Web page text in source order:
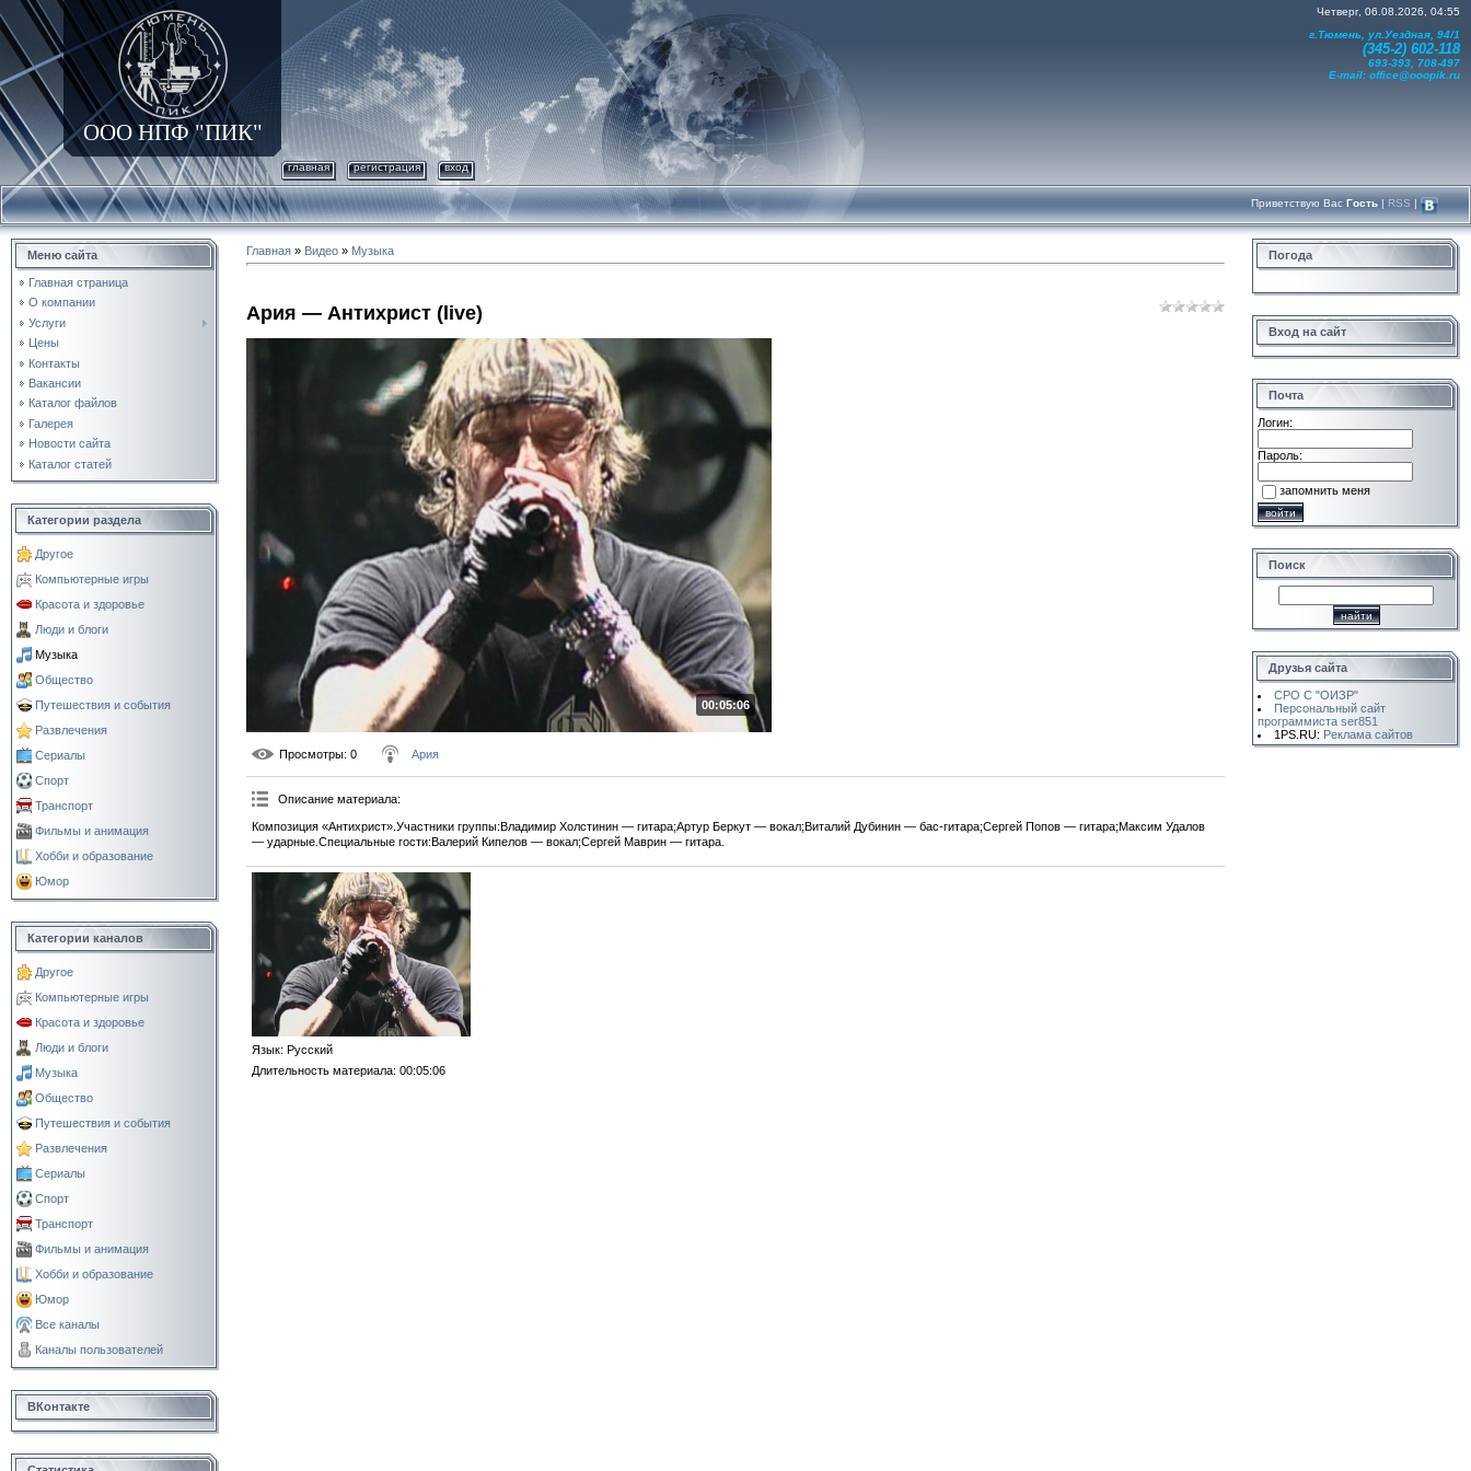
ООО НПФ "ПИК"
Четверг, 06.08.2026, 04:55
г.Тюмень, ул.Уездная, 94/1
(345-2) 602-118
693-393, 708-497
E-mail: office@ooopik.ru
главная регистрация вход
Приветствую Вас Гость | RSS |
Меню сайта
Главная страница
О компании
Услуги
Цены
Контакты
Вакансии
Каталог файлов
Галерея
Новости сайта
Каталог статей
Категории раздела
Другое
Компьютерные игры
Красота и здоровье
Люди и блоги
Музыка
Общество
Путешествия и события
Развлечения
Сериалы
Спорт
Транспорт
Фильмы и анимация
Хобби и образование
Юмор
Категории каналов
Другое
Компьютерные игры
Красота и здоровье
Люди и блоги
Музыка
Общество
Путешествия и события
Развлечения
Сериалы
Спорт
Транспорт
Фильмы и анимация
Хобби и образование
Юмор
Все каналы
Каналы пользователей
ВКонтакте
Главная » Видео » Музыка
Ария — Антихрист (live)
00:05:06
Просмотры: 0 Ария
Описание материала:
Композиция «Антихрист».Участники группы:Владимир Холстинин — гитара;Артур Беркут — вокал;Виталий Дубинин — бас-гитара;Сергей Попов — гитара;Максим Удалов
— ударные.Специальные гости:Валерий Кипелов — вокал;Сергей Маврин — гитара.
Язык: Русский
Длительность материала: 00:05:06
Погода
Вход на сайт
Почта
Логин:
Пароль:
запомнить меня
Поиск
Друзья сайта
СРО С "ОИЗР"
Персональный сайт
программиста ser851
1PS.RU: Реклама сайтов